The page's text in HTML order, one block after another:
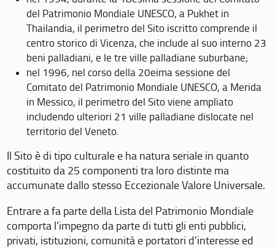
del Patrimonio Mondiale UNESCO, a Pukhet in
Thailandia, il perimetro del Sito iscritto comprende il
centro storico di Vicenza, che include al suo interno 23
beni palladiani, e le tre ville palladiane suburbane;
nel 1996, nel corso della 20eima sessione del
Comitato del Patrimonio Mondiale UNESCO, a Merida
in Messico, il perimetro del Sito viene ampliato
includendo ulteriori 21 ville palladiane dislocate nel
territorio del Veneto.
Il Sito è di tipo culturale e ha natura seriale in quanto
costituito da 25 componenti tra loro distinte ma
accumunate dallo stesso Eccezionale Valore Universale.
Entrare a fa parte della Lista del Patrimonio Mondiale
comporta l’impegno da parte di tutti gli enti pubblici,
privati, istituzioni, comunità e portatori d’interesse ed